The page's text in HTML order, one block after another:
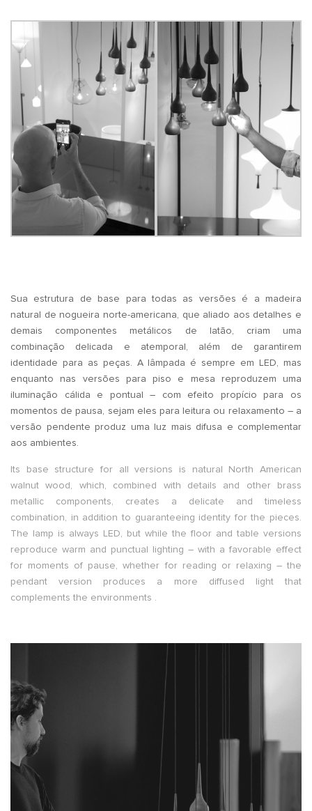
Sua estrutura de base para todas as versões é a madeira
natural de nogueira norte-americana, que aliado aos detalhes e
demais componentes metálicos de latão, criam uma
combinação delicada e atemporal, além de garantirem
identidade para as peças. A lâmpada é sempre em LED, mas
enquanto nas versões para piso e mesa reproduzem uma
iluminação cálida e pontual – com efeito propício para os
momentos de pausa, sejam eles para leitura ou relaxamento – a
versão pendente produz uma luz mais difusa e complementar
aos ambientes.
Its base structure for all versions is natural North American
walnut wood, which, combined with details and other brass
metallic components, creates a delicate and timeless
combination, in addition to guaranteeing identity for the pieces.
The lamp is always LED, but while the floor and table versions
reproduce warm and punctual lighting – with a favorable effect
for moments of pause, whether for reading or relaxing – the
pendant version produces a more diffused light that
complements the environments .